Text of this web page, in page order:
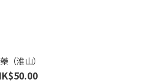
（淮山）